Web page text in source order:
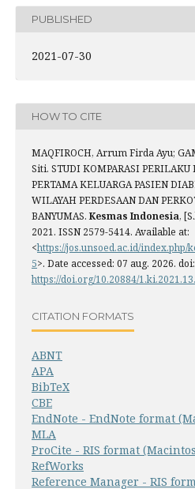
PUBLISHED
2021-07-30
HOW TO CITE
MAQFIROCH, Arrum Firda Ayu;
Siti. STUDI KOMPARASI PERILAKU
PERTAMA KELUARGA PASIEN
WILAYAH PERDESAAN DAN
BANYUMAS. Kesmas Indonesia,
2021. ISSN 2579-5414. Available at:
<https://jos.unsoed.ac.id/
5>. Date accessed: 07 aug. 2026. doi:
https://doi.org/10.20884/
CITATION FORMATS
ABNT
APA
BibTeX
CBE
EndNote - EndNote format
MLA
ProCite - RIS format
RefWorks
Reference Manager - RIS